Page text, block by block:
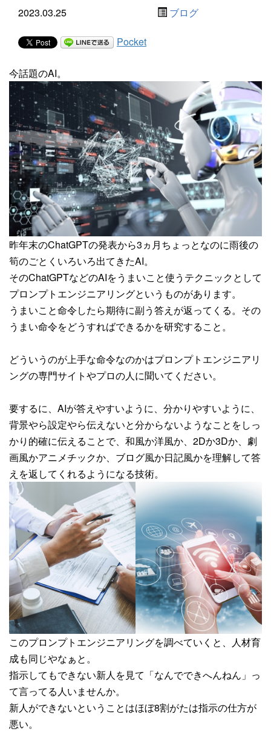
2023.03.25 ブログ
Pocket
今話題のAI。
昨年末のChatGPTの発表から3ヵ月ちょっとなのに雨後の
筍のごとくいろいろ出てきたAI。
そのChatGPTなどのAIをうまいこと使うテクニックとして
プロンプトエンジニアリングというものがあります。
うまいこと命令したら期待に副う答えが返ってくる。その
うまい命令をどうすればできるかを研究すること。
どういうのが上手な命令なのかはプロンプトエンジニアリ
ングの専門サイトやプロの人に聞いてください。
要するに、AIが答えやすいように、分かりやすいように、
背景やら設定やら伝えないと分からないようなことをしっ
かり的確に伝えることで、和風か洋風か、2Dか3Dか、劇
画風かアニメチックか、ブログ風か日記風かを理解して答
えを返してくれるようになる技術。
このプロンプトエンジニアリングを調べていくと、人材育
成も同じやなぁと。
指示してもできない新人を見て「なんでできへんねん」っ
て言ってる人いませんか。
新人ができないということはほぼ8割がたは指示の仕方が
悪い。